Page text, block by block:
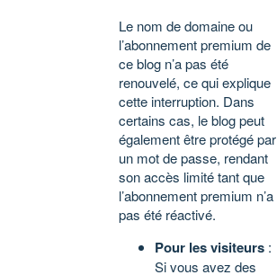
Le nom de domaine ou
l’abonnement premium de
ce blog n’a pas été
renouvelé, ce qui explique
cette interruption. Dans
certains cas, le blog peut
également être protégé par
un mot de passe, rendant
son accès limité tant que
l’abonnement premium n’a
pas été réactivé.
Pour les visiteurs :
Si vous avez des